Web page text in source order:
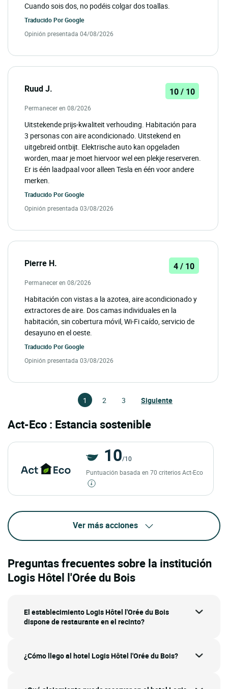
Cuando sois dos, no podéis colgar dos toallas.
Traducido PorGoogle
Opinión presentada 04/08/2026
Ruud J. 10 / 10
Permanecer en 08/2026
Uitstekende prijs-kwaliteit verhouding. Habitación para
3 personas con aire acondicionado. Uitstekend en
uitgebreid ontbijt. Elektrische auto kan opgeladen
worden, maar je moet hiervoor wel een plekje reserveren.
Er is één laadpaal voor alleen Tesla en één voor andere
merken.
Traducido PorGoogle
Opinión presentada 03/08/2026
Pierre H. 4 / 10
Permanecer en 08/2026
Habitación con vistas a la azotea, aire acondicionado y
extractores de aire. Dos camas individuales en la
habitación, sin cobertura móvil, Wi-Fi caído, servicio de
desayuno en el oeste.
Traducido PorGoogle
Opinión presentada 03/08/2026
1 2 3 Siguiente
Act-Eco : Estancia sostenible
10/10
Puntuación basada en 70 criterios Act-Eco
Ver más acciones
Preguntas frecuentes sobre la institución
Logis Hôtel l'Orée du Bois
El establecimiento Logis Hôtel l'Orée du Bois
dispone de restaurante en el recinto?
¿Cómo llego al hotel Logis Hôtel l'Orée du Bois?